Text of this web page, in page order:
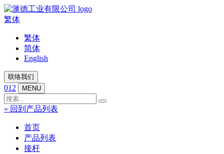
繁体
繁体
简体
English
联络我们
012 MENU
« 回到产品列表
首页
产品列表
接杆